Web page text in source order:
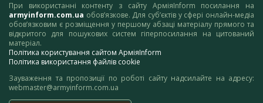
При використанні контенту з сайту АрміяInform посилання на
armyinform.com.ua обов’язкове. Для суб’єктів у сфері онлайн-медіа
обов’язковим є розміщення у першому абзаці матеріалу прямого та
відкритого для пошукових систем гіперпосилання на цитований
матеріал.
Політика користування сайтом АрміяInform
Політика використання файлів cookie
Зауваження та пропозиції по роботі сайту надсилайте на адресу:
webmaster@armyinform.com.ua